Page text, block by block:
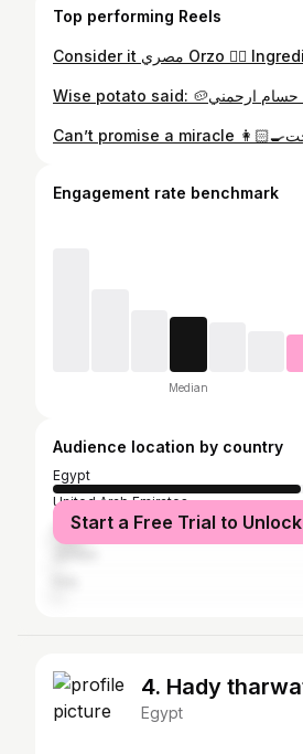
Top performing Reels
Engagement rate benchmark
Median
Audience location by country
Egypt
United Arab Emirates
Saudi Arabia
Start a Free Trial to Unlock
Egypt